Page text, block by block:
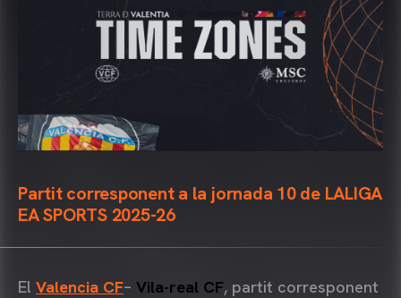
Partit corresponent a la jornada 10 de LALIGA
EA SPORTS 2025-26
El Valencia CF– Vila-real CF, partit corresponent